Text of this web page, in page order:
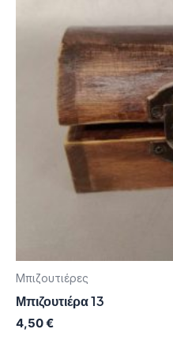
Μπιζουτιέρες
Μπιζουτιέρα 13
4,50€